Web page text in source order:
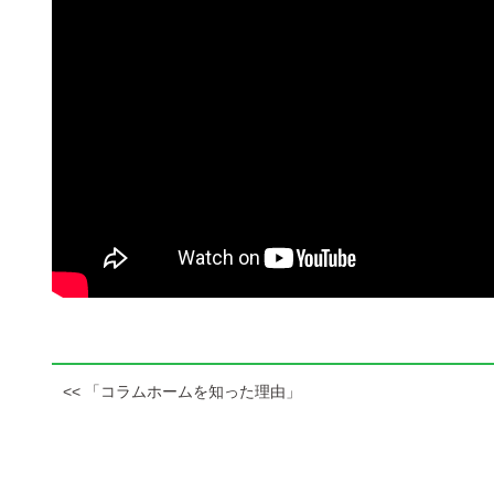
<< 「コラムホームを知った理由」